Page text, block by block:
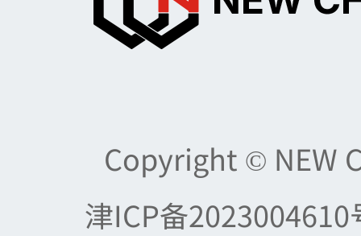
Copyright © NEW
津ICP备2023004610